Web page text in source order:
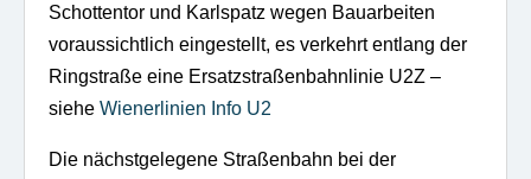
Schottentor und Karlspatz wegen Bauarbeiten
voraussichtlich eingestellt, es verkehrt entlang der
Ringstraße eine Ersatzstraßenbahnlinie U2Z –
siehe Wienerlinien Info U2
Die nächstgelegene Straßenbahn bei der